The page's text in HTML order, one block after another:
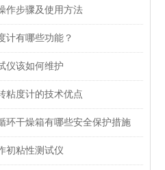
作步骤及使用方法
计有哪些功能？
仪该如何维护
粘度计的技术优点
环干燥箱有哪些安全保护措施
初粘性测试仪